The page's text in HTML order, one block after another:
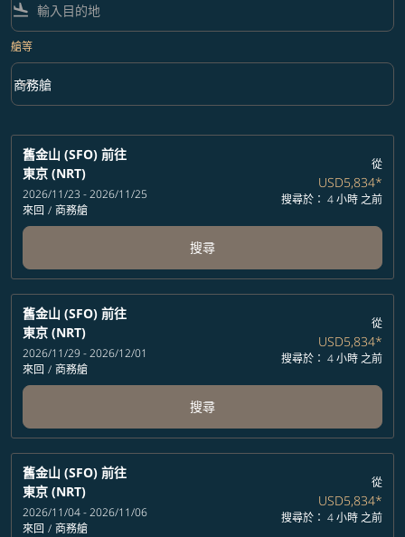
flight_land
艙等
艙等 option 商務艙 Selected
商務艙
keyboard_arrow_down
舊金山 (SFO) 前往
東京 (NRT)
2026/11/23 - 2026/11/25
來回 / 商務艙
從
USD5,834*
搜尋於： 4 小時 之前
搜尋
舊金山 (SFO) 前往
東京 (NRT)
2026/11/29 - 2026/12/01
來回 / 商務艙
從
USD5,834*
搜尋於： 4 小時 之前
搜尋
舊金山 (SFO) 前往
東京 (NRT)
2026/11/04 - 2026/11/06
來回 / 商務艙
從
USD5,834*
搜尋於： 4 小時 之前